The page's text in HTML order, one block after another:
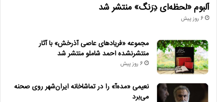
آلبوم «لحظه‌ای دِرَنگ» منتشر شد
6 روز پیش
مجموعه «فریادهای عاصی آذرخش» با آثار
منتشرنشده احمد شاملو منتشر شد
6 روز پیش
نعیمی «مده‌آ» را در تماشاخانه ایران‌شهر روی صحنه
می‌برد